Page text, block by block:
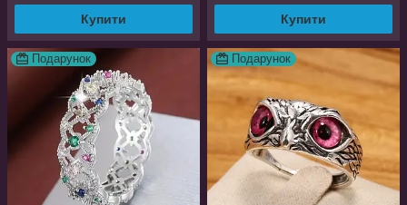
Купити Купити
Подарунок Подарунок